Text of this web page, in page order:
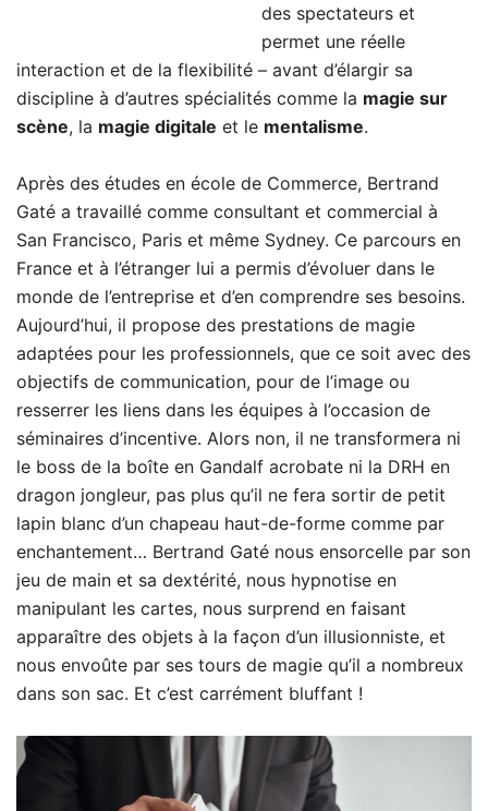
des spectateurs et
permet une réelle
interaction et de la flexibilité – avant d’élargir sa
discipline à d’autres spécialités comme la magie sur
scène, la magie digitale et le mentalisme.
Après des études en école de Commerce, Bertrand
Gaté a travaillé comme consultant et commercial à
San Francisco, Paris et même Sydney. Ce parcours en
France et à l’étranger lui a permis d’évoluer dans le
monde de l’entreprise et d’en comprendre ses besoins.
Aujourd’hui, il propose des prestations de magie
adaptées pour les professionnels, que ce soit avec des
objectifs de communication, pour de l’image ou
resserrer les liens dans les équipes à l’occasion de
séminaires d’incentive. Alors non, il ne transformera ni
le boss de la boîte en Gandalf acrobate ni la DRH en
dragon jongleur, pas plus qu’il ne fera sortir de petit
lapin blanc d’un chapeau haut-de-forme comme par
enchantement… Bertrand Gaté nous ensorcelle par son
jeu de main et sa dextérité, nous hypnotise en
manipulant les cartes, nous surprend en faisant
apparaître des objets à la façon d’un illusionniste, et
nous envoûte par ses tours de magie qu’il a nombreux
dans son sac. Et c’est carrément bluffant !